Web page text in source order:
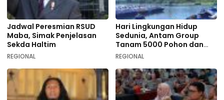
Jadwal Peresmian RSUD
Maba, Simak Penjelasan
Sekda Haltim
REGIONAL
Hari Lingkungan Hidup
Sedunia, Antam Group
Tanam 5000 Pohon dan
Aksi Bersih di Sofifi
REGIONAL